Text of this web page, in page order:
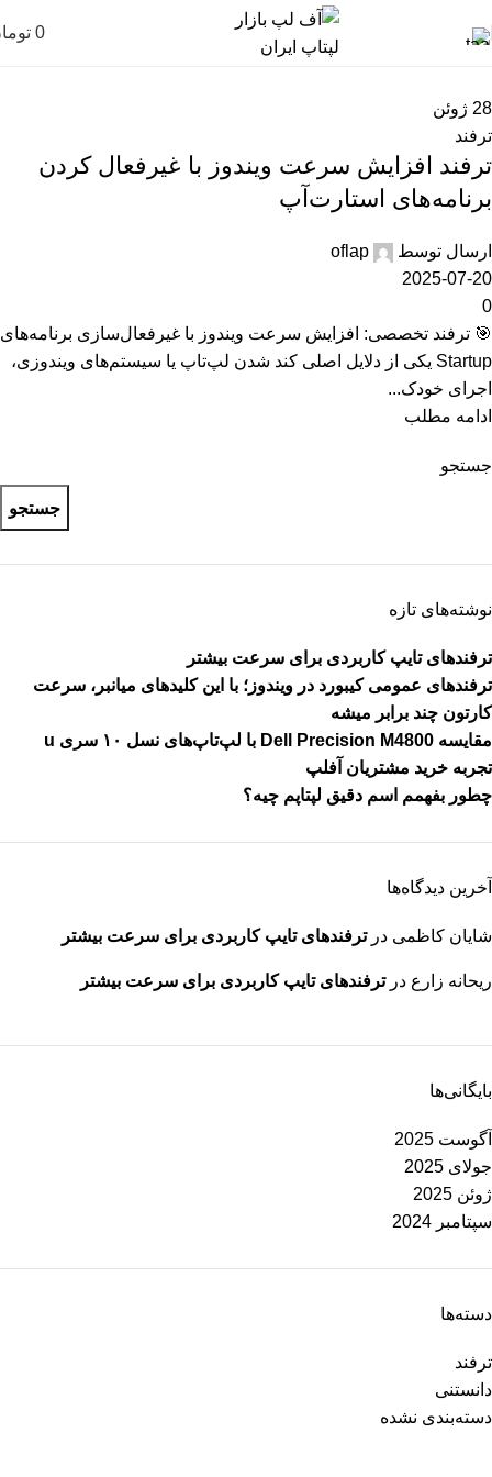
0
28 ژوئن
ترفند
ترفند افزایش سرعت ویندوز با غیرفعال کردن
برنامه‌های استارت‌آپ
ارسال توسط
oflap
2025-07-20
0
🎯 ترفند تخصصی: افزایش سرعت ویندوز با غیرفعال‌سازی برنامه‌های
Startup یکی از دلایل اصلی کند شدن لپ‌تاپ یا سیستم‌های ویندوزی،
اجرای خودک...
ادامه مطلب
جستجو
جستجو
نوشته‌های تازه
ترفندهای تایپ کاربردی برای سرعت بیشتر
ترفندهای عمومی کیبورد در ویندوز؛ با این کلیدهای میانبر، سرعت
کارتون چند برابر میشه
مقایسه Dell Precision M4800 با لپ‌تاپ‌های نسل ۱۰ سری u
تجربه خرید مشتریان آفلپ
چطور بفهمم اسم دقیق لپتاپم چیه؟
آخرین دیدگاه‌ها
شایان کاظمی درترفندهای تایپ کاربردی برای سرعت بیشتر
ریحانه زارع درترفندهای تایپ کاربردی برای سرعت بیشتر
بایگانی‌ها
آگوست 2025
جولای 2025
ژوئن 2025
سپتامبر 2024
دسته‌ها
ترفند
دانستنی
دسته‌بندی نشده